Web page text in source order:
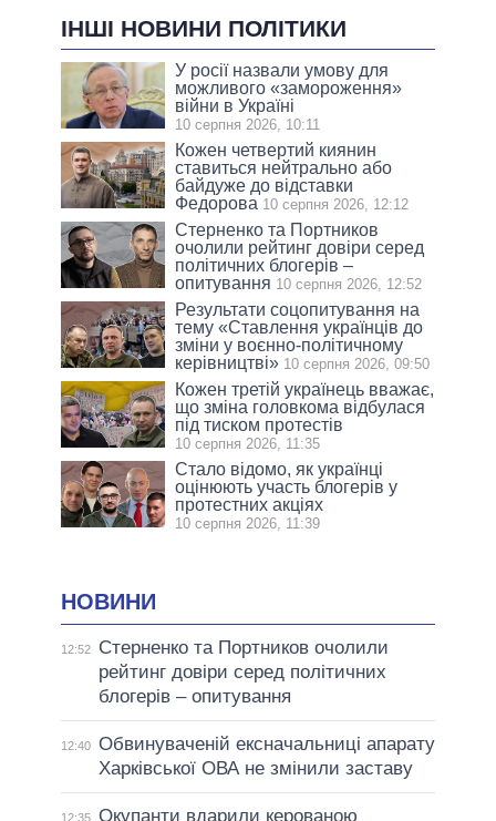
ІНШІ НОВИНИ ПОЛІТИКИ
У росії назвали умову для
можливого «замороження»
війни в Україні
10 серпня 2026, 10:11
Кожен четвертий киянин
ставиться нейтрально або
байдуже до відставки
Федорова 10 серпня 2026, 12:12
Стерненко та Портников
очолили рейтинг довіри серед
політичних блогерів –
опитування 10 серпня 2026, 12:52
Результати соцопитування на
тeму «Ставлення українців до
зміни у воєнно-політичному
керівництві» 10 серпня 2026, 09:50
Кожен третій українець вважає,
що зміна головкома відбулася
під тиском протестів
10 серпня 2026, 11:35
Стало відомо, як українці
оцінюють участь блогерів у
протестних акціях
10 серпня 2026, 11:39
НОВИНИ
12:52
Стерненко та Портников очолили
рейтинг довіри серед політичних
блогерів – опитування
12:40 Обвинуваченій ексначальниці апарату
Харківської ОВА не змінили заставу
12:35 Окупанти вдарили керованою